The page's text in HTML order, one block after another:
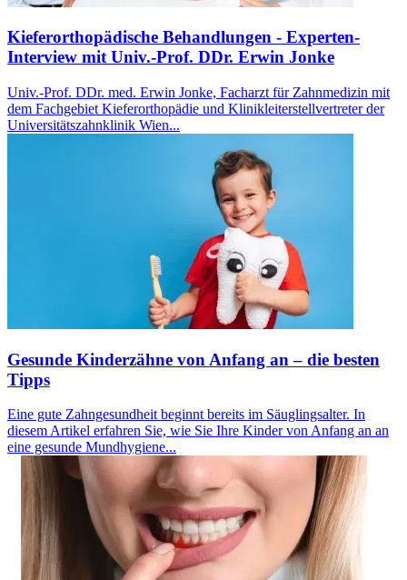
Kieferorthopädische Behandlungen - Experten-
Interview mit Univ.-Prof. DDr. Erwin Jonke
Univ.-Prof. DDr. med. Erwin Jonke, Facharzt für Zahnmedizin mit
dem Fachgebiet Kieferorthopädie und Klinikleiterstellvertreter der
Universitätszahnklinik Wien...
Gesunde Kinderzähne von Anfang an – die besten
Tipps
Eine gute Zahngesundheit beginnt bereits im Säuglingsalter. In
diesem Artikel erfahren Sie, wie Sie Ihre Kinder von Anfang an an
eine gesunde Mundhygiene...